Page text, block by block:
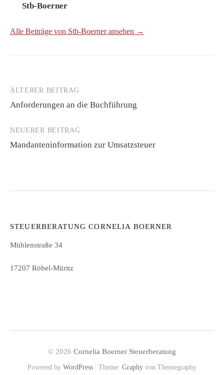
Stb-Boerner
Alle Beiträge von Stb-Boerner ansehen →
Beitrags-
Navigation
ÄLTERER BEITRAG
Anforderungen an die Buchführung
NEUERER BEITRAG
Mandanteninformation zur Umsatzsteuer
STEUERBERATUNG CORNELIA BOERNER
Mühlenstraße 34
17207 Röbel-Müritz
© 2026 Cornelia Boerner Steuerberatung
Powered by WordPress Theme: Graphy von Themegraphy